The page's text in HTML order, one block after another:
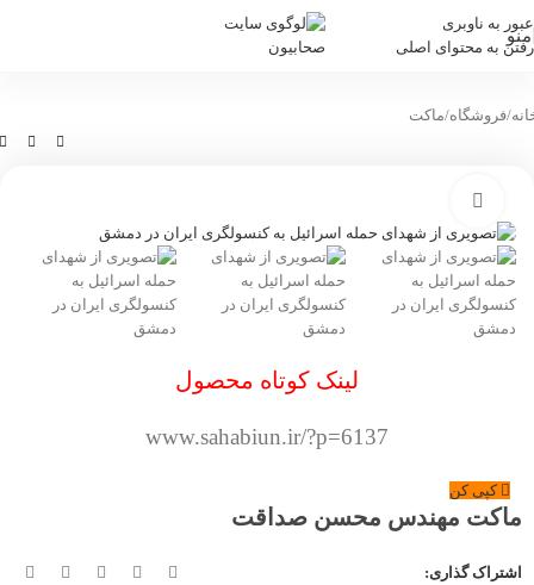
عبور به ناوبری
رفتن به محتوای اصلی
منو
/فروشگاه/ماکت
لینک کوتاه محصول
www.sahabiun.ir/?p=6137
کپی کن
ماکت مهندس محسن صداقت
اشتراک گذاری: